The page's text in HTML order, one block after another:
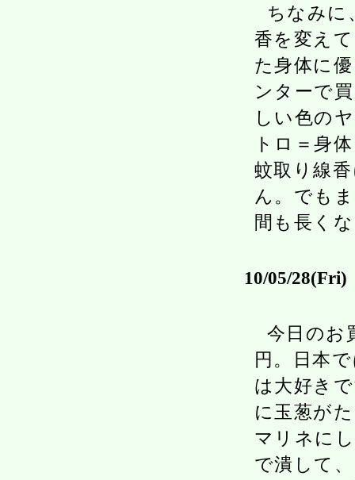
ちなみに
香を変え
た身体に
ンターで
しい色の
トロ＝身
蚊取り線
ん。でも
間も長く
10/05/28(Fri)
今日のお
円。日本
は大好き
に玉葱が
マリネに
で潰して